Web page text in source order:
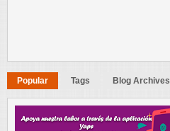
Popular Tags Blog Archives